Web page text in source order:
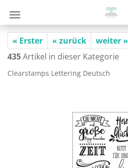
« Erster « zurück weiter »
435Artikel in dieser Kategorie
Cle­ar­stamps Let­te­ring Deutsch